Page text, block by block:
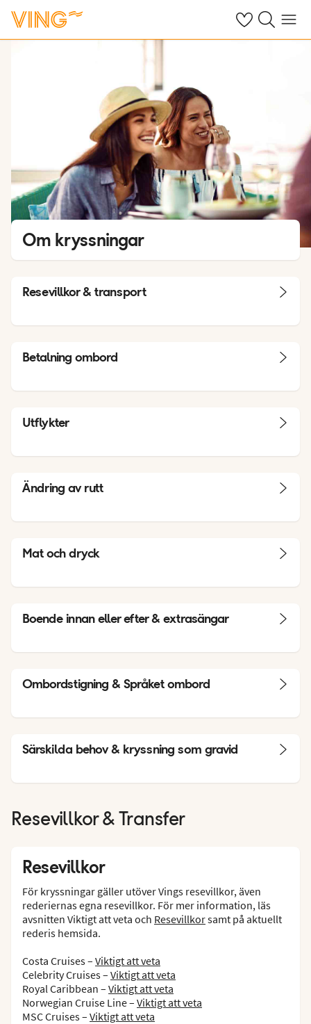
Se dinaSök på ving.se
Meny
Om kryssningar
Resevillkor & transport
Betalning ombord
Utflykter
Ändring av rutt
Mat och dryck
Boende innan eller efter & extrasängar
Ombordstigning & Språket ombord
Särskilda behov & kryssning som gravid
Resevillkor & Transfer
Resevillkor
För kryssningar gäller utöver Vings resevillkor, även
rederiernas egna resevillkor. För mer information, läs
avsnitten Viktigt att veta och Resevillkorsamt på aktuellt
rederis hemsida.
Costa Cruises – Viktigt att veta
Celebrity Cruises – Viktigt att veta
Royal Caribbean – Viktigt att veta
Norwegian Cruise Line – Viktigt att veta
MSC Cruises – Viktigt att veta